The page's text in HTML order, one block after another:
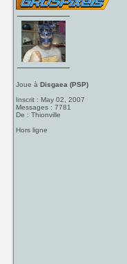
Joue àDisgaea (PSP)
Inscrit : May 02, 2007
Messages : 7781
De : Thionville
Hors ligne